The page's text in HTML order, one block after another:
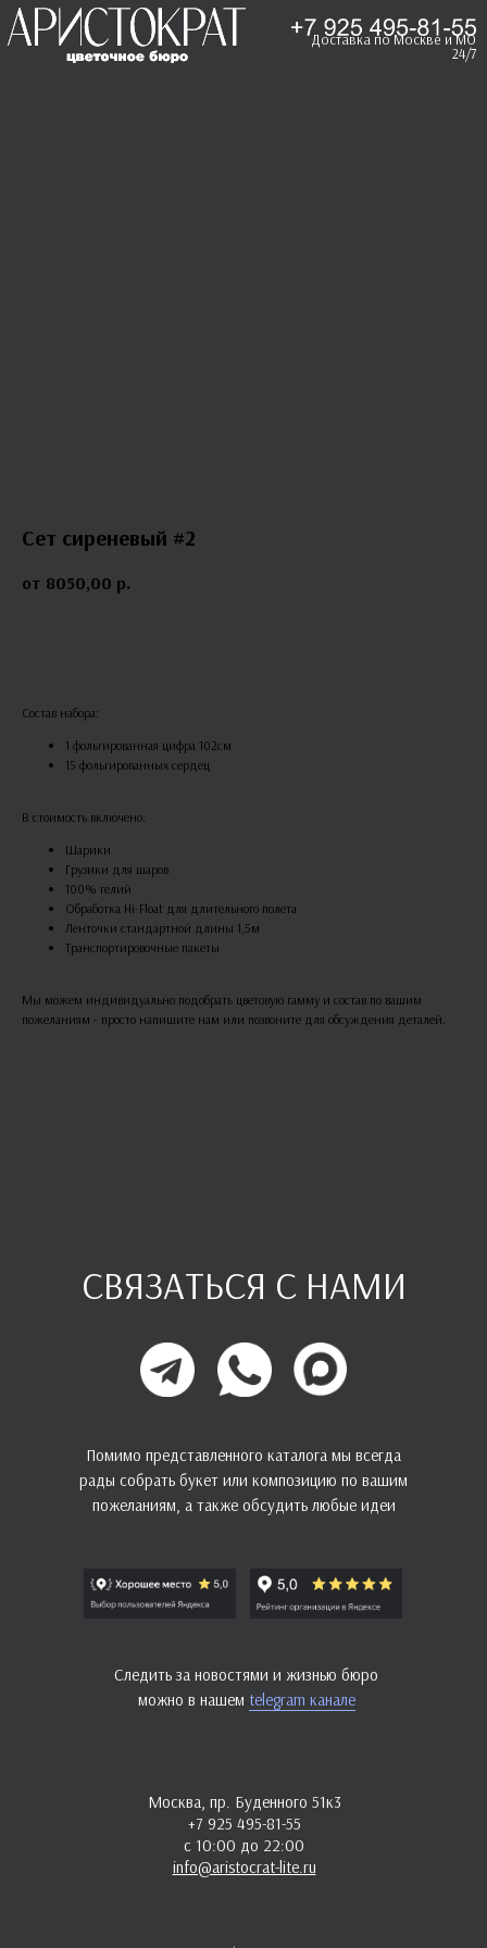
Доставка по Москве и МО
24/7
Сет сиреневый #2
8050,00 р.
Состав набора:
1 фольгированная цифра 102см
15 фольгированных сердец
В стоимость включено:
Шарики
Грузики для шаров
100% гелий
Обработка Hi-Float для длительного полета
Ленточки стандартной длины 1,5м
Транспортировочные пакеты
Мы можем индивидуально подобрать цветовую гамму и состав по вашим
пожеланиям - просто напишите нам или позвоните для обсуждения деталей.
Москва, пр. Буденного 51к3
+7 925 495-81-55
с 10:00 до 22:00
info@aristocrat-lite.ru
СВЯЗАТЬСЯ С НАМИ
Помимо представленного каталога мы всегда
рады собрать букет или композицию по вашим
пожеланиям, а также обсудить любые идеи
Следить за новостями и жизнью бюро
можно в нашем telegram канале